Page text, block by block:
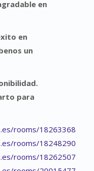
en
en
un
para
rooms/18263368
rooms/18248290
rooms/18262507